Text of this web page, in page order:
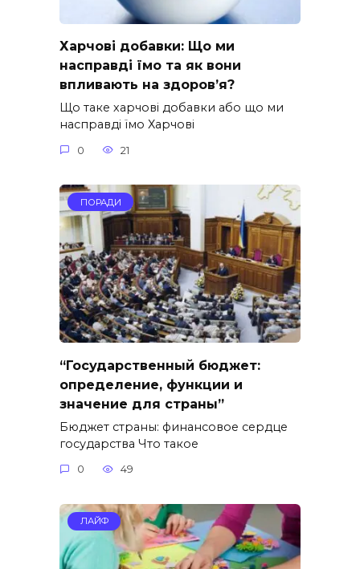
Харчові добавки: Що ми
насправді їмо та як вони
впливають на здоров’я?
Що таке харчові добавки або що ми
насправді їмо Харчові
0 21
ПОРАДИ
“Государственный бюджет:
определение, функции и
значение для страны”
Бюджет страны: финансовое сердце
государства Что такое
0 49
ЛАЙФ